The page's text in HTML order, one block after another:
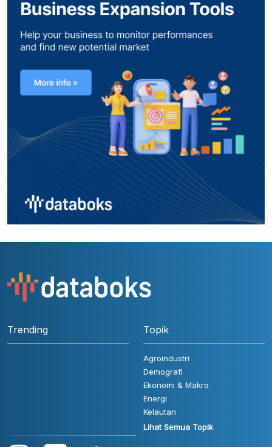
Trending Topik
Agroindustri
Demografi
Ekonomi & Makro
Energi
Kelautan
Lihat Semua Topik